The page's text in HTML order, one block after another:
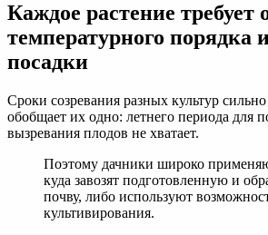
Каждое растение требует
температурного порядка
посадки
Сроки созревания разных культур сильно
обобщает их одно: летнего периода для
вызревания плодов не хватает.
Поэтому дачники широко
куда завозят подготовленную и
почву, либо используют
культивирования.